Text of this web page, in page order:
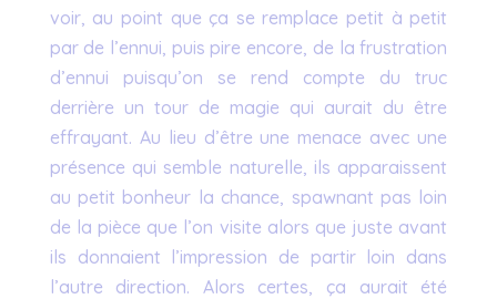
voir, au point que ça se remplace petit à petit
par de l’ennui, puis pire encore, de la frustration
d’ennui puisqu’on se rend compte du truc
derrière un tour de magie qui aurait du être
effrayant. Au lieu d’être une menace avec une
présence qui semble naturelle, ils apparaissent
au petit bonheur la chance, spawnant pas loin
de la pièce que l’on visite alors que juste avant
ils donnaient l’impression de partir loin dans
l’autre direction. Alors certes, ça aurait été